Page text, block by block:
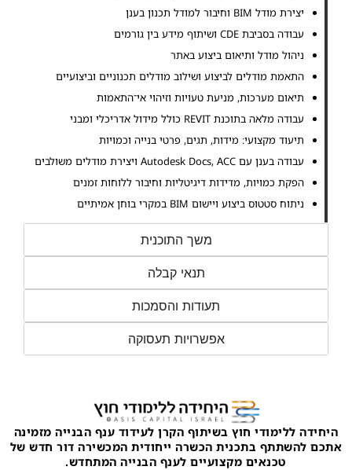
משך התוכנית
תנאי קבלה
תעודות והסמכות
אפשרויות תעסוקה
יצירת מודל BIM וחיבור למודל תכנון בענן
עבודה בסביבת CDE ושיתוף מידע בין גורמים
ניהול מודל ותיאום ביצוע באתר
התאמת מודלים לביצוע ושילוב מודלים תכנוניים וביצועיים
תיאום מערכות, מניעת טעויות וזיהוי אי־התאמות
עבודה מלאה בתוכנת REVIT כולל מידול אדריכלי ומבני
תיעוד מקצועי: מידות, תגים, פרטי בנייה וכמויות
עבודה בענן עם Autodesk Docs, ACC ויצירת מודלים משולבים
הפקת כמויות, מדידות דיגיטליות וחיבור ללוחות זמנים
ניתוח סטטוס ביצוע ויישום BIM במקרי בוחן אמיתיים
היחידה ללימודי חוץ בשיתוף הקרן לעידוד ענף הבנייה מזמינה
אתכם להשתתף בתכנית הכשרה ייחודית המכשירה דור חדש של
טכנאים מקצועיים לענף הבנייה המתחדש.